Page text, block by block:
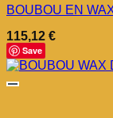
BOUBOU EN
115,12 €
Save